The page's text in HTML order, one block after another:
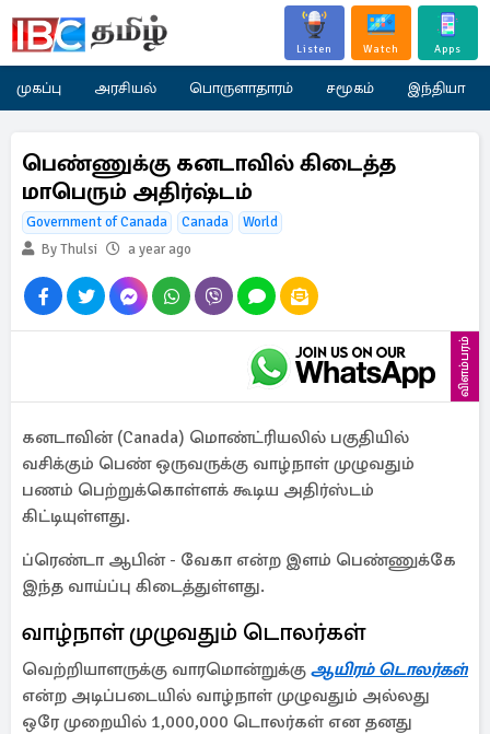
Listen Watch Apps
முகப்பு அரசியல் பொருளாதாரம் சமூகம் இந்தியா
பெண்­ணுக்கு கன­டாவில் கிடைத்த
மாபெரும் அதிர்ஷ்டம்
Government of Canada Canada
World
By Thulsi
a year ago
விளம்பரம்
கனடாவின் (Canada) மொண்ட்ரியலில் பகுதியில்
வசிக்கும் பெண் ஒருவருக்கு வாழ்நாள் முழுவதும்
பணம் பெற்றுக்கொள்ளக் கூடிய அதிர்ஸ்டம்
கிட்டியுள்ளது.
ப்ரெண்டா ஆபின் - வேகா என்ற இளம் பெண்ணுக்கே
இந்த வாய்ப்பு கிடைத்துள்ளது.
வாழ்நாள் முழுவதும் டொலர்கள்
வெற்றியாளருக்கு வாரமொன்றுக்கு ஆயிரம் டொலர்கள்
என்ற அடிப்படையில் வாழ்நாள் முழுவதும் அல்லது
ஒரே முறையில் 1,000,000 டொலர்கள் என தனது